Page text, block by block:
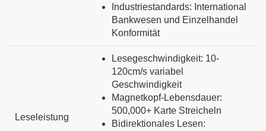
Industriestandards: International
Bankwesen und Einzelhandel
Konformität
Leseleistung
Lesegeschwindigkeit: 10-
120cm/s variabel
Geschwindigkeit
Magnetkopf-Lebensdauer:
500,000+ Karte Streicheln
Bidirektionales Lesen: